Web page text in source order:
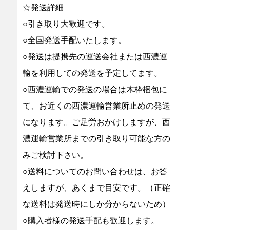
☆発送詳細
○引き取り大歓迎です。
○全国発送手配いたします。
○発送は提携先の運送会社または西濃運
輸を利用しての発送を予定してます。
○西濃運輸での発送の場合は木枠梱包に
て、お近くの西濃運輸営業所止めの発送
になります。ご足労おかけしますが、西
濃運輸営業所までの引き取り可能な方の
みご検討下さい。
○送料についてのお問い合わせは、お答
えしますが、あくまで目安です。（正確
な送料は発送時にしか分からないため）
○購入者様の発送手配も歓迎します。